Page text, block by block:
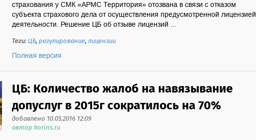
страхования у СМК «АРМС Территория» отозвана в связи с отказом
субъекта страхового дела от осуществления предусмотренной лицензией
деятельности. Решение ЦБ об отзыве лицензий ...
Теги:ЦБ,регулирование,лицензии
Полная версия
ЦБ: Количество жалоб на навязывание
допуслуг в 2015г сократилось на 70%
добавлено 10.05.2016 12:09
автор korins.ru